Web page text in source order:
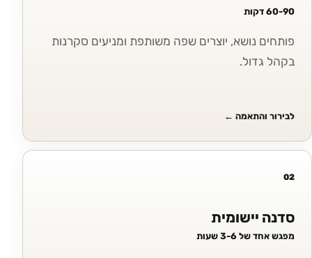
60-90 דקות
פותחים נושא, יוצרים שפה משותפת ומניעים סקרנות
בקהל גדול.
לבירור והתאמה ←
02
סדנה יישומית
מפגש אחד של 3-6 שעות